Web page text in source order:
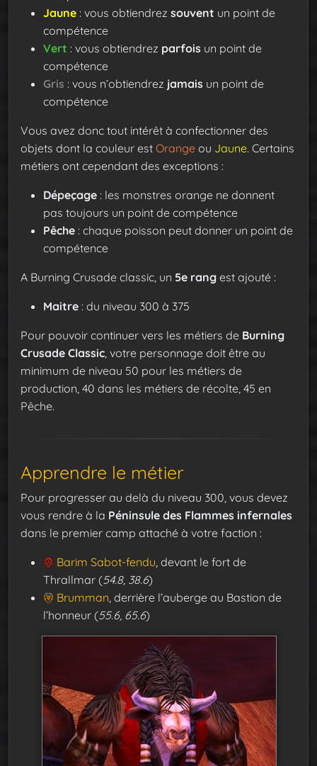
Jaune : vous obtiendrez souvent un point de
compétence
Vert : vous obtiendrez parfois un point de
compétence
Gris : vous n’obtiendrez jamais un point de
compétence
Vous avez donc tout intérêt à confectionner des
objets dont la couleur est Orange ou Jaune. Certains
métiers ont cependant des exceptions :
Dépeçage : les monstres orange ne donnent
pas toujours un point de compétence
Pêche : chaque poisson peut donner un point de
compétence
A Burning Crusade classic, un 5e rang est ajouté :
Maitre : du niveau 300 à 375
Pour pouvoir continuer vers les métiers de Burning
Crusade Classic , votre personnage doit être au
minimum de niveau 50 pour les métiers de
production, 40 dans les métiers de récolte, 45 en
Pêche.
Apprendre le métier
Pour progresser au delà du niveau 300, vous devez
vous rendre à la Péninsule des Flammes infernales
dans le premier camp attaché à votre faction :
Barim Sabot-fendu , devant le fort de
Thrallmar (54.8, 38.6)
Brumman , derrière l’auberge au Bastion de
l’honneur (55.6, 65.6)